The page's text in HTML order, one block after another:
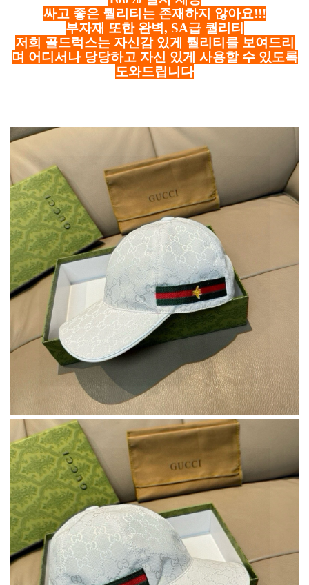
싸고 좋은 퀄리티는 존재하지 않아요!!!
부자재 또한 완벽, SA급 퀄리티
저희 골드럭스는 자신감 있게 퀄리티를 보여드리
며 어디서나 당당하고 자신 있게 사용할 수 있도록
도와드립니다